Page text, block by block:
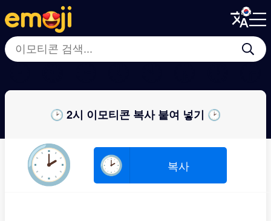
Menu
Close
Menu
Close
🕑 2시 이모티콘 복사 붙여 넣기 🕑
🕑 🕑 복사